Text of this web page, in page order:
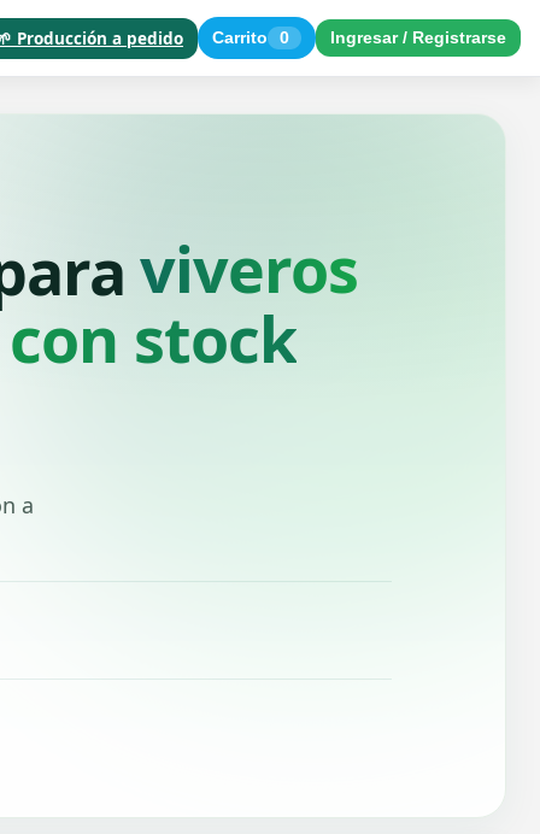
Producción a pedido Carrito 0 Ingresar / Registrarse
paisajistas
stock
a